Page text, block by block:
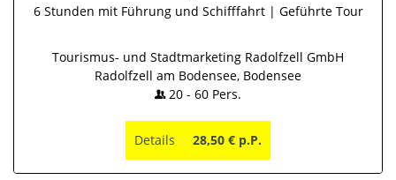
6 Stunden mit Führung und Schifffahrt | Geführte Tour
Tourismus- und Stadtmarketing Radolfzell GmbH
Radolfzell am Bodensee, Bodensee
20 - 60 Pers.
Details 28,50 € p.P.